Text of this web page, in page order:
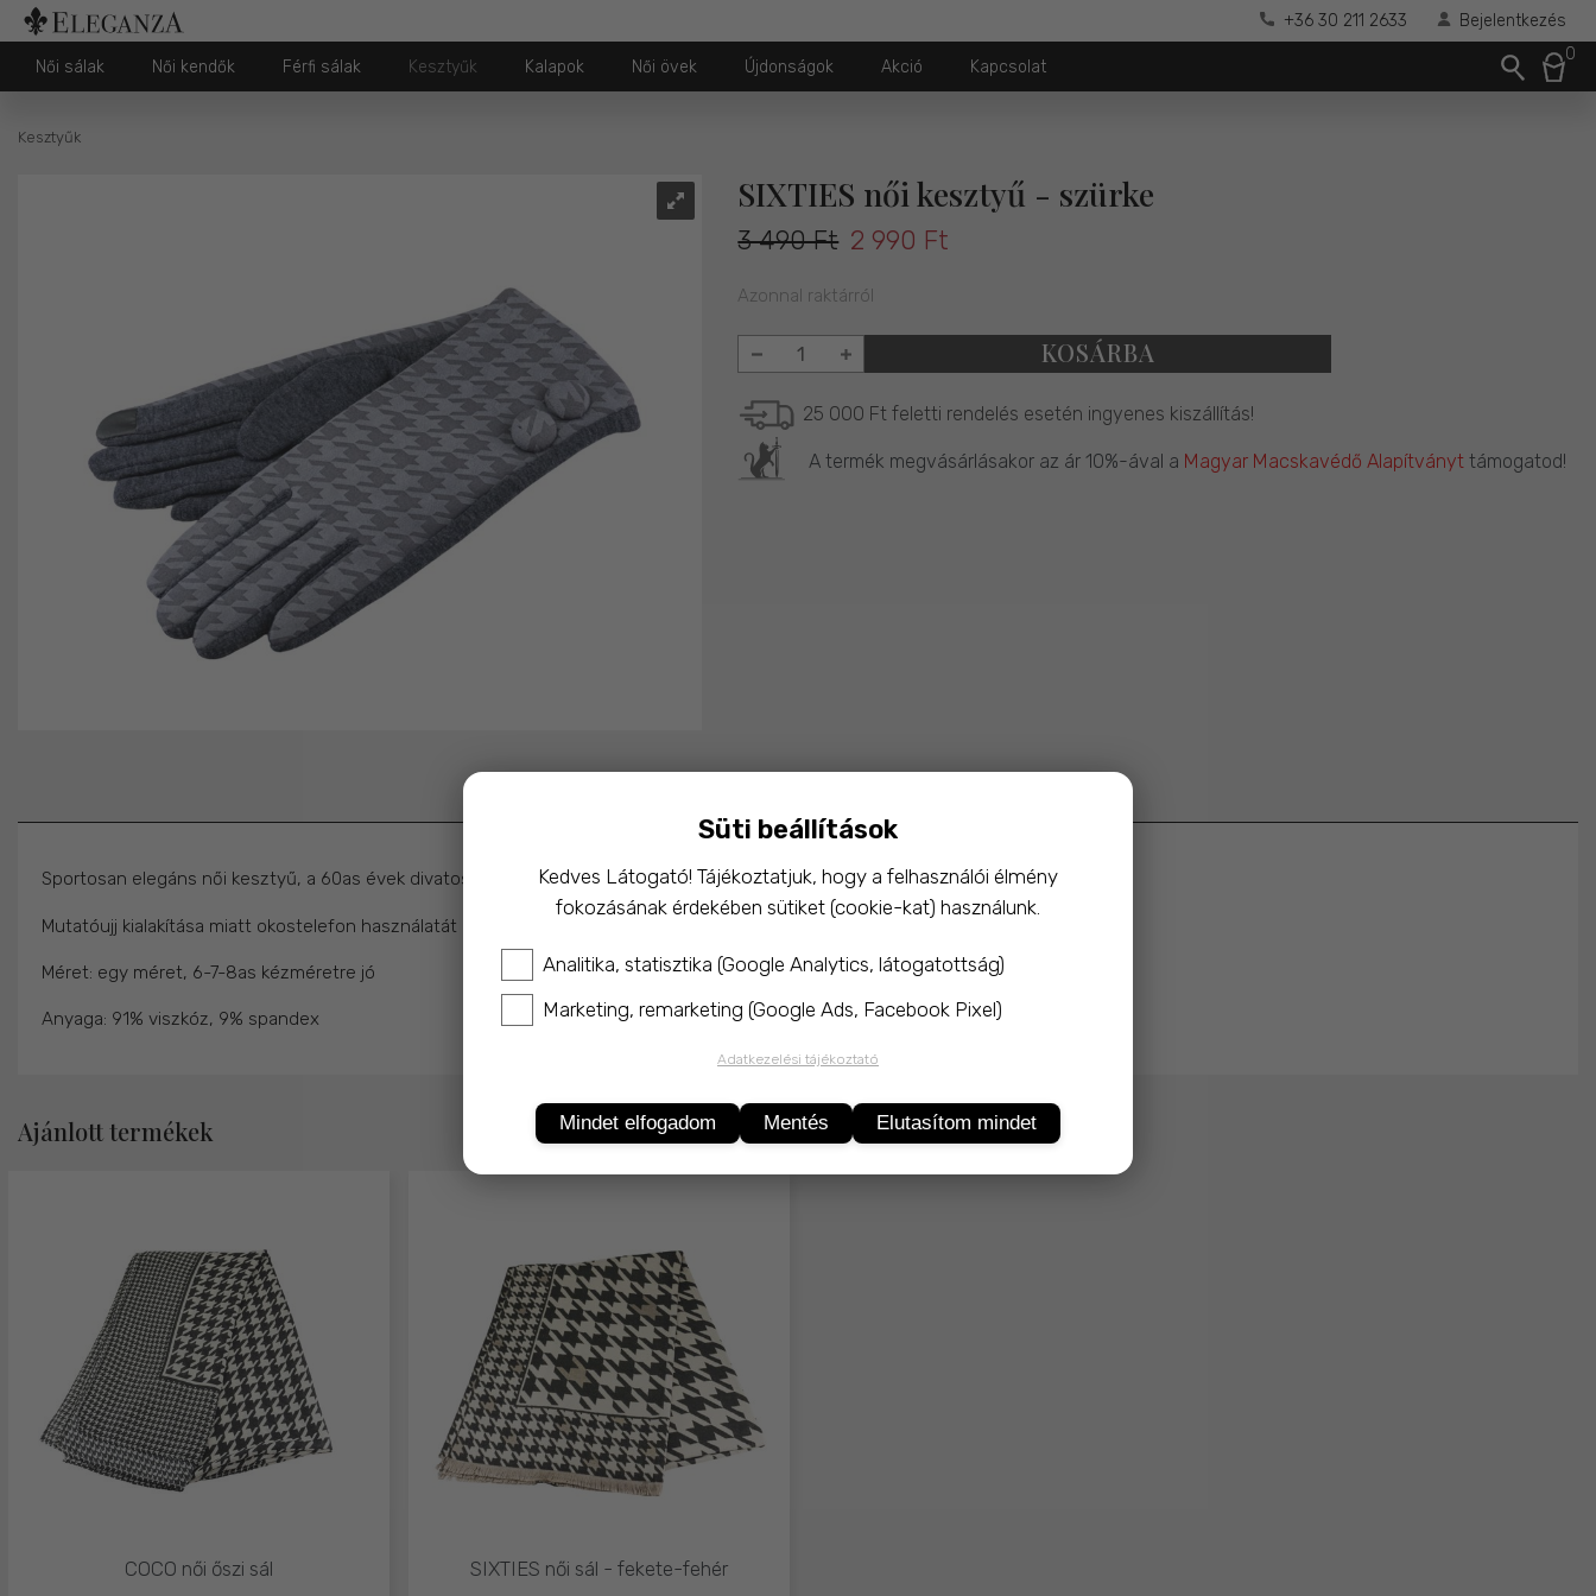
+36 30 211 2633 Bejelentkezés
Női sálak Női kendők Férfi sálak Kesztyűk Kalapok Női övek Újdonságok Akció Kapcsolat
0
Kesztyűk
SIXTIES női kesztyű - szürke
3 490 Ft 2 990 Ft
Azonnal raktárról
KOSÁRBA
25 000 Ft feletti rendelés esetén ingyenes kiszállítás!
A termék megvásárlásakor az ár 10%-ával a Magyar Macskavédő Alapítványt támogatod!
Sportosan elegáns női kesztyű, a 60as évek divatos tyúklábmintájával, selymesen puha anyagból.
Mutatóujj kialakítása miatt okostelefon használatát is lehetővé teszi a kesztyű levétele nélkül.
Méret: egy méret, 6-7-8as kézméretre jó
Anyaga: 91% viszkóz, 9% spandex
Ajánlott termékek
COCO női őszi sál SIXTIES női sál - fekete-fehér
Süti beállítások
Kedves Látogató! Tájékoztatjuk, hogy a felhasználói élmény
fokozásának érdekében sütiket (cookie-kat) használunk.
Analitika, statisztika (Google Analytics, látogatottság)
Marketing, remarketing (Google Ads, Facebook Pixel)
Adatkezelési tájékoztató
Mindet elfogadom Mentés Elutasítom mindet